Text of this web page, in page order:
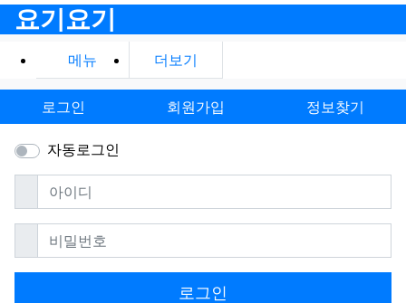
요기요기
메뉴 더보기
로그인 회원가입 정보찾기
자동로그인
아이디필수
비밀번호필수
로그인